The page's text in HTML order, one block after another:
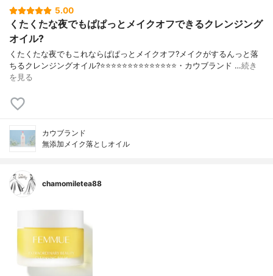
5.00
くたくたな夜でもぱぱっとメイクオフできるクレンジング
オイル?
くたくたな夜でもこれならぱぱっとメイクオフ?メイクがするんっと落
ちるクレンジングオイル?⭐️⭐️⭐️⭐️⭐️⭐️⭐️⭐️⭐️⭐️⭐️⭐️⭐️⭐️・カウブランド …続き
を見る
カウブランド
無添加メイク落としオイル
chamomiletea88